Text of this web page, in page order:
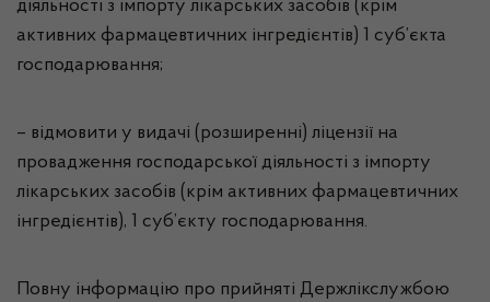
діяльності з імпорту лікарських засобів (крім
активних фармацевтичних інгредієнтів) 1 суб’єкта
господарювання;
– відмовити у видачі (розширенні) ліцензії на
провадження господарської діяльності з імпорту
лікарських засобів (крім активних фармацевтичних
інгредієнтів), 1 суб’єкту господарювання.
Повну інформацію про прийняті Держлікслужбою